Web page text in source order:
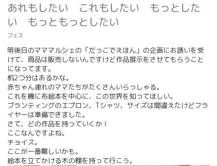
あれもしたい これもしたい もっとした
い もっともっとしたい
フェス
明後日のマママルシェの「だっこでえほん」の企画にお誘いを受
けて、商品は販売しないんですけど作品展示をさせてもらうこと
になってます。
机2つ分はあるかな。
赤ちゃん連れのママたちがたくさんいらっしゃる。
これを機に布絵本を中心に、この世界を知ってほしい。
ブランティングのエプロン、Tシャツ、サイズは間違えたけどフラ
イヤーは準備できました。
さて、どの作品を持っていくか！
ここなんですよね。
チョイス。
ここが一番難しいかも。
絵本を立てかける木の棚を持って行こう。